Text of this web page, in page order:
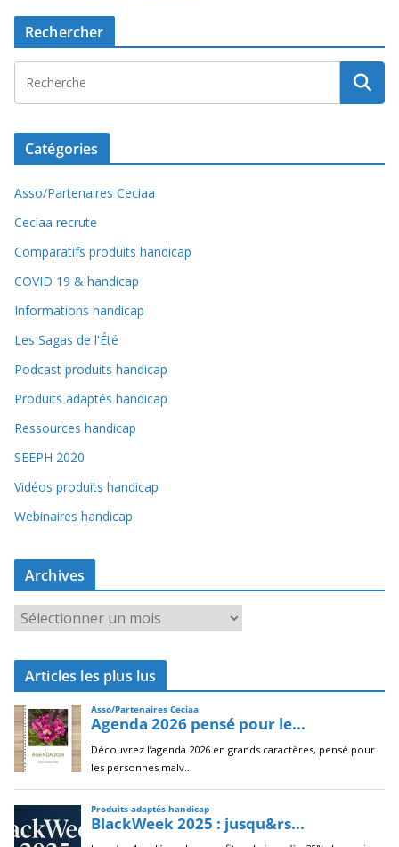
Rechercher
Catégories
Asso/Partenaires Ceciaa
Ceciaa recrute
Comparatifs produits handicap
COVID 19 & handicap
Informations handicap
Les Sagas de l'Été
Podcast produits handicap
Produits adaptés handicap
Ressources handicap
SEEPH 2020
Vidéos produits handicap
Webinaires handicap
Archives
r
c
i
v
e
s
Articles les plus lus